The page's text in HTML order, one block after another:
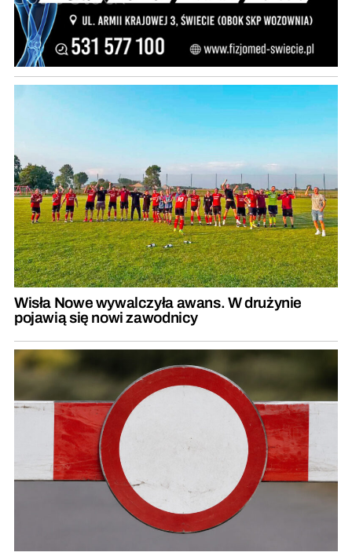
Wisła Nowe wywalczyła awans. W drużynie
pojawią się nowi zawodnicy